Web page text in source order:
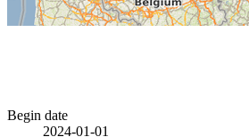
Begin date
2024-01-01